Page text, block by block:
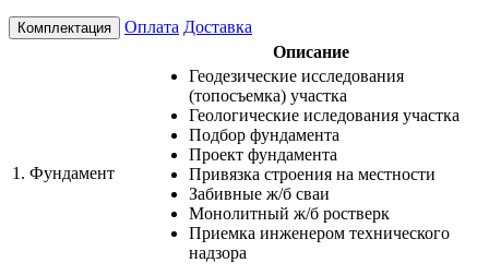
Комплектация Оплата Доставка
Описание
1. Фундамент
Геодезические исследования
(топосъемка) участка
Геологические иследования участка
Подбор фундамента
Проект фундамента
Привязка строения на местности
Забивные ж/б сваи
Монолитный ж/б ростверк
Приемка инженером технического
надзора